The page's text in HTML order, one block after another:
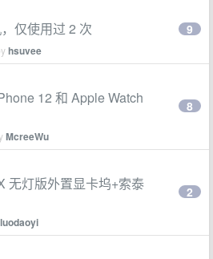
仅使用过 2 次
hsuvee
9
12 和 Apple Watch
McreeWu
8
无灯版外置显卡坞+索泰
luodaoyi
2